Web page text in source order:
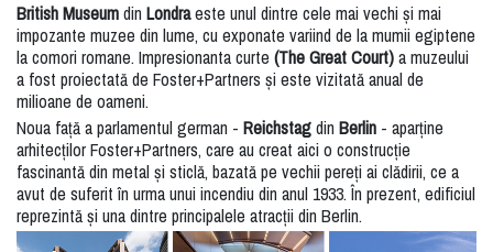
British Museumdin Londraeste unul dintre cele mai vechi și mai
impozante muzee din lume, cu exponate variind de la mumii egiptene
la comori romane. Impresionanta curte (The Great Court)a muzeului
a fost proiectată de Foster+Partners și este vizitată anual de
milioane de oameni.
Noua față a parlamentul german - Reichstagdin Berlin - aparține
arhitecților Foster+Partners, care au creat aici o construcție
fascinantă din metal și sticlă, bazată pe vechii pereți ai clădirii, ce a
avut de suferit în urma unui incendiu din anul 1933. În prezent, edificiul
reprezintă și una dintre principalele atracții din Berlin.